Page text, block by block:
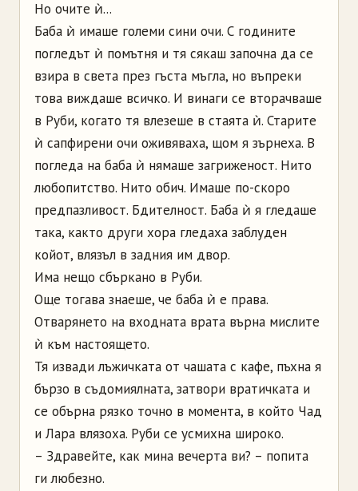
Но очите ѝ...
Баба ѝ имаше големи сини очи. С годините
погледът ѝ помътня и тя сякаш започна да се
взира в света през гъста мъгла, но въпреки
това виждаше всичко. И винаги се вторачваше
в Руби, когато тя влезеше в стаята ѝ. Старите
ѝ сапфирени очи оживяваха, щом я зърнеха. В
погледа на баба ѝ нямаше загриженост. Нито
любопитство. Нито обич. Имаше по-скоро
предпазливост. Бдителност. Баба ѝ я гледаше
така, както други хора гледаха заблуден
койот, влязъл в задния им двор.
Има нещо сбъркано в Руби.
Още тогава знаеше, че баба ѝ е права.
Отварянето на входната врата върна мислите
ѝ към настоящето.
Тя извади лъжичката от чашата с кафе, пъхна я
бързо в съдомиялната, затвори вратичката и
се обърна рязко точно в момента, в който Чад
и Лара влязоха. Руби се усмихна широко.
– Здравейте, как мина вечерта ви? – попита
ги любезно.